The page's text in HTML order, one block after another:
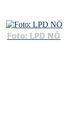
Foto: LPD NÖ